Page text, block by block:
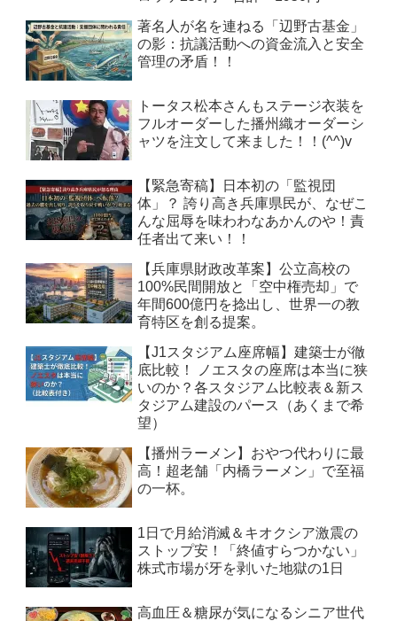
著名人が名を連ねる「辺野古基金」
の影：抗議活動への資金流入と安全
管理の矛盾！！
トータス松本さんもステージ衣装を
フルオーダーした播州織オーダーシ
ャツを注文して来ました！！(^^)v
【緊急寄稿】日本初の「監視団
体」？ 誇り高き兵庫県民が、なぜこ
んな屈辱を味わわなあかんのや！責
任者出て来い！！
【兵庫県財政改革案】公立高校の
100%民間開放と「空中権売却」で
年間600億円を捻出し、世界一の教
育特区を創る提案。
【J1スタジアム座席幅】建築士が徹
底比較！ ノエスタの座席は本当に狭
いのか？各スタジアム比較表＆新ス
タジアム建設のパース（あくまで希
望）
【播州ラーメン】おやつ代わりに最
高！超老舗「内橋ラーメン」で至福
の一杯。
1日で月給消滅＆キオクシア激震の
ストップ安！「終値すらつかない」
株式市場が牙を剥いた地獄の1日
高血圧＆糖尿が気になるシニア世代